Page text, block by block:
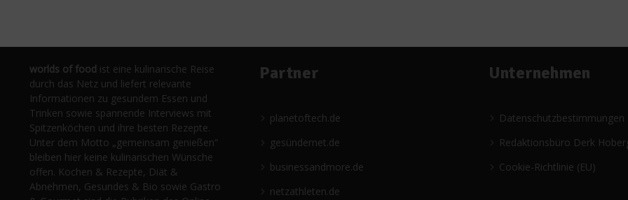
worlds of food ist eine kulinarische Reise
durch das Netz und liefert relevante
Informationen zu gesundem Essen und
Trinken sowie spannende Interviews mit
Spitzenköchen und ihre besten Rezepte.
Unter dem Motto „gemeinsam genießen“
bleiben hier keine kulinarischen Wünsche
offen. Kochen & Rezepte, Diät &
Abnehmen, Gesundes & Bio sowie Gastro
Partner
planetoftech.de
gesündernet.de
businessandmore.de
netzathleten.de
Unternehmen
Datenschutzbestimmungen
Redaktionsbüro Derk
Cookie-Richtlinie (EU)